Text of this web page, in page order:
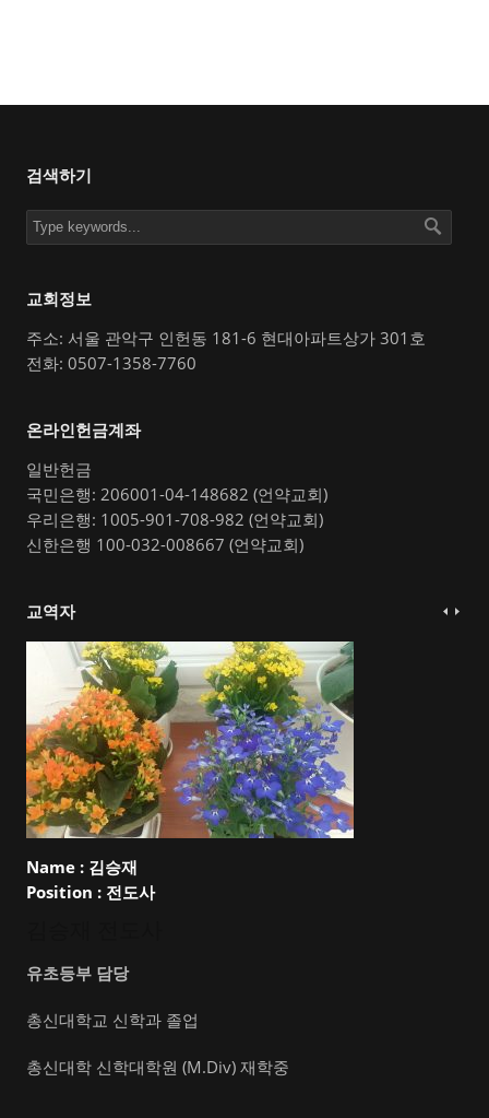
검색하기
교회정보
주소: 서울 관악구 인헌동 181-6 현대아파트상가 301호
전화: 0507-1358-7760
온라인헌금계좌
일반헌금
국민은행: 206001-04-148682 (언약교회)
우리은행: 1005-901-708-982 (언약교회)
신한은행 100-032-008667 (언약교회)
교역자
Name : 김승재
Position : 전도사
유초등부 담당
총신대학교 신학과 졸업
총신대학 신학대학원 (M.Div) 재학중